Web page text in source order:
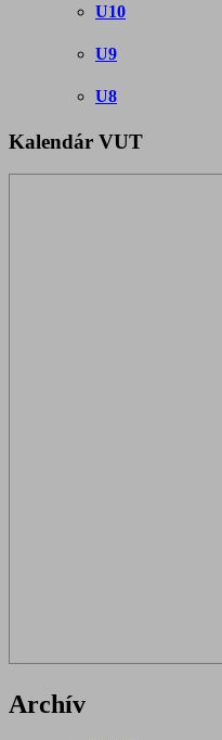
U10
U9
U8
Kalendár VUT
Archív